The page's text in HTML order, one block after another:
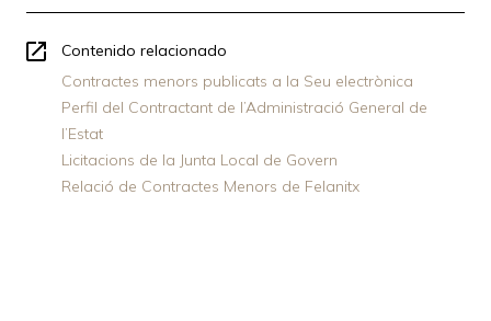
Contenido relacionado
Contractes menors publicats a la Seu electrònica
Perfil del Contractant de l’Administració General de
l’Estat
Licitacions de la Junta Local de Govern
Relació de Contractes Menors de Felanitx